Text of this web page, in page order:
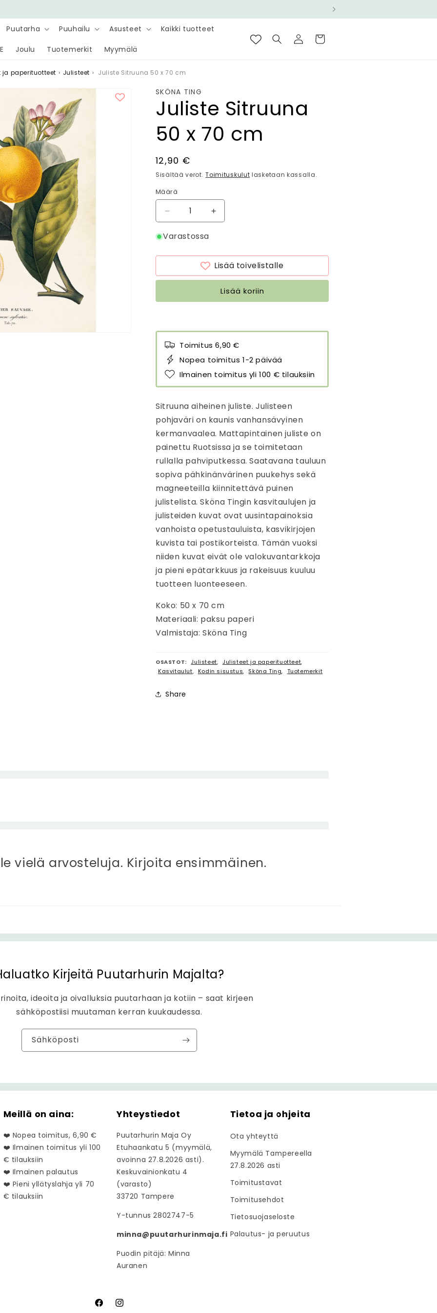
Puutarha Puuhailu Asusteet Kaikki tuotteet
Joulu Tuotemerkit Myymälä
Kirjaudu
sisään
Ostoskori
ja paperituotteet › Julisteet › Juliste Sitruuna 50 x 70 cm
SKÖNA TING
Juliste Sitruuna
50 x 70 cm
Normaalihinta
12,90 €
Sisältää verot.Toimituskulut lasketaan kassalla.
Määrä
Määrä
Vähennä
tuotteen
Juliste
50
70
Lisää
tuotteen
50
x
70
cm
Varastossa
Lisää toivelistalle
Lisää koriin
Toimitus 6,90 €
Nopea toimitus 1-2 päivää
Ilmainen toimitus yli 100 € tilauksiin
Sitruuna aiheinen juliste. Julisteen
pohjaväri on kaunis vanhansävyinen
kermanvaalea. Mattapintainen juliste on
painettu Ruotsissa ja se toimitetaan
rullalla pahviputkessa. Saatavana tauluun
sopiva pähkinänvärinen puukehys sekä
magneeteilla kiinnitettävä puinen
julistelista. Sköna Tingin kasvitaulujen ja
julisteiden kuvat ovat uusintapainoksia
vanhoista opetustauluista, kasvikirjojen
kuvista tai postikorteista. Tämän vuoksi
niiden kuvat eivät ole valokuvantarkkoja
ja pieni epätarkkuus ja rakeisuus kuuluu
tuotteen luonteeseen.
Koko: 50 x 70 cm
Materiaali: paksu paperi
Valmistaja: Sköna Ting
OSASTOT: Julisteet, Julisteet ja paperituotteet,
Kasvitaulut, Kodin sisustus, Sköna Ting, Tuotemerkit
Share
vielä arvosteluja. Kirjoita ensimmäinen.
Kirjeitä Puutarhurin Majalta?
ideoita ja oivalluksia puutarhaan ja kotiin – saat kirjeen
sähköpostiisi muutaman kerran kuukaudessa.
Sähköposti
Meillä on aina:
❤️ Nopea toimitus, 6,90 €
❤️ Ilmainen toimitus yli 100
€ tilauksiin
❤️ Ilmainen palautus
❤️ Pieni yllätyslahja yli 70
€ tilauksiin
Yhteystiedot
Puutarhurin Maja Oy
Etuhaankatu 5 (myymälä,
avoinna 27.8.2026 asti).
Keskuvainionkatu 4
(varasto)
33720 Tampere
Y-tunnus 2802747-5
minna@puutarhurinmaja.fi
Puodin pitäjä: Minna
Auranen
Tietoa ja ohjeita
Ota yhteyttä
Myymälä Tampereella
27.8.2026 asti
Toimitustavat
Toimitusehdot
Tietosuojaseloste
Palautus- ja peruutus
FacebookInstagram